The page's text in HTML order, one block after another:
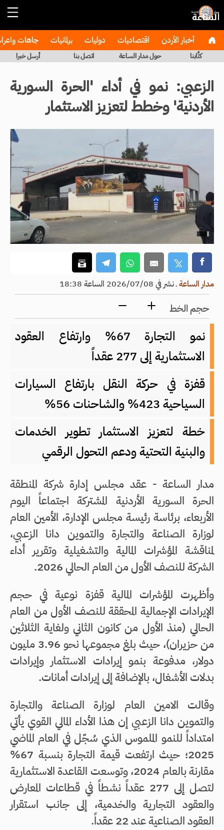
أخبار الأردن اقتصاديات دوليات برلمانيات جاهات
كتَّابنا حول مدار الساعة اتصل بنا أرسل خبرا
الزعبي: نمو في أداء 'الحرة السورية
الأردنية' وخطط لتعزيز الاستثمار
مدار الساعةـنشر في 2026/07/08 الساعة 18:38
حجم الخط
نمو التجارة 67% وارتفاع العقود
الاستثمارية إلى 277 عقداً
قفزة في حركة النقل بارتفاع السيارات
السياحية 423% والشاحنات 56%
خطة لتعزيز الاستثمار تطوير الخدمات
والبنية التحتية ودعم التحول الرقمي
مدار الساعة - عقد مجلس إدارة شركة المنطقة
الحرة السورية الأردنية المشتركة اجتماعاً اليوم
الأربعاء، برئاسة رئيسة مجلس الإدارة، الأمين العام
لوزارة الصناعة والتجارة والتموين دانا الزعبي،
لمناقشة المؤشرات المالية والتشغيلية وتقرير أداء
الشركة للنصف الأول من العام الحالي 2026.
وأظهرت المؤشرات المالية قفزة نوعية في حجم
الإيرادات الإجمالية المحققة للنصف الأول من العام
الحالي (منذ الأول من كانون الثاني ولغاية الثلاثين
من حزيران)، حيث بلغ مجموعها نحو 3.96 مليون
دولار، مدفوعة بنمو إيرادات الاستثمار وإيرادات
بدلات الأشغال، بالإضافة إلى إيرادات أمانات.
وقالت الامين العام لوزارة الصناعة والتجارة
والتموين دانا الزعبي إن هذا الأداء المالي القوي يأتي
امتداداً للنمو الملموس الذي سُجّل في العام الماضي
2025؛ حيث ارتفعت قيمة التجارة بنسبة 67%
مقارنة بالعام 2024، وتوسعت القاعدة الاستثمارية
لتصل إلى 277 عقداً نشطاً في قطاعات المعارض
والعقود التجارية والخدمية، إلى جانب استقرار
العقود الصناعية عند 22 عقداً.